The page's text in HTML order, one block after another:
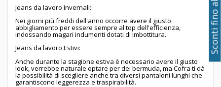
Jeans da lavoro Invernali:
Nei giorni più freddi dell'anno occorre avere il giusto
abbigliamento per essere sempre al top dell'efficienza,
indossando magari indumenti dotati di imbottitura.
Jeans da lavoro Estivi:
Anche durante la stagione estiva è necessario avere il giusto
look, verrebbe naturale optare per dei bermuda, ma Cofra ti dà
la possibilità di scegliere anche tra diversi pantaloni lunghi che
garantiscono leggerezza e traspirabilità.
Sconti fino al 50%